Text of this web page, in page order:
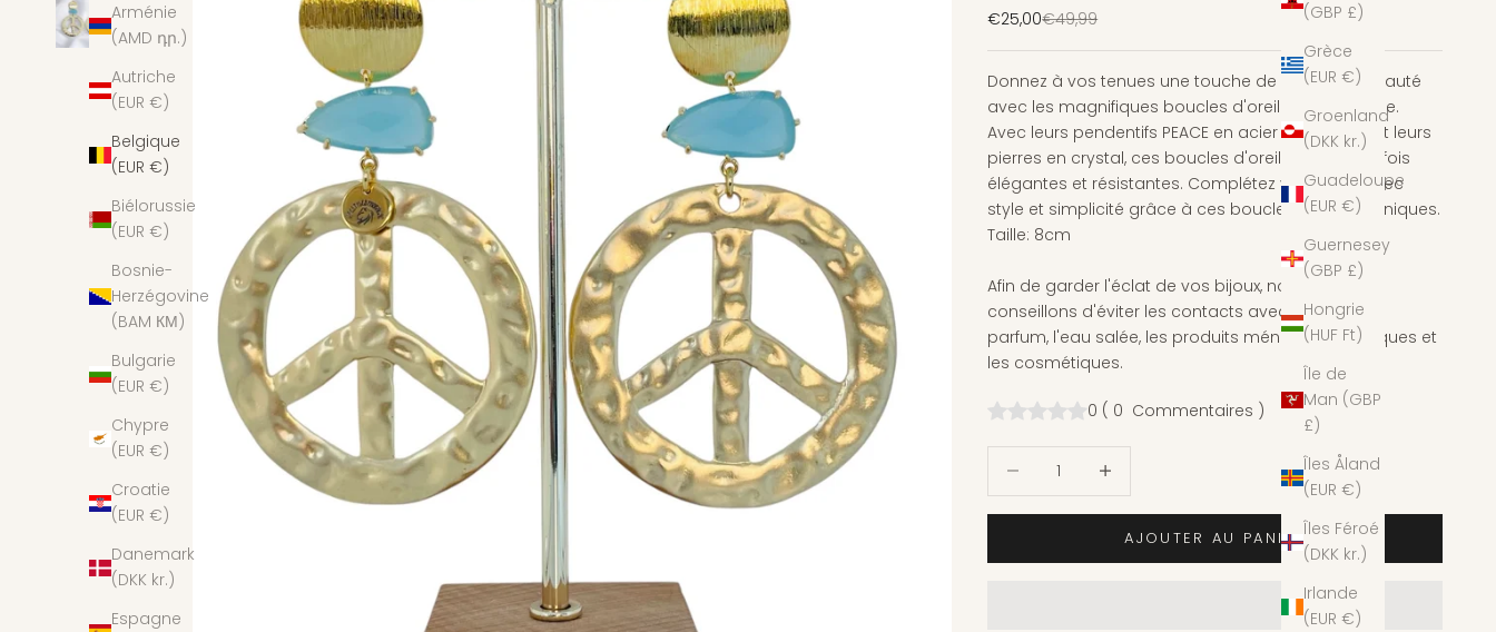
(GBP £)
Grèce
(EUR €)
Groenland
(DKK kr.)
Guadeloupe
(EUR €)
Guernesey
(GBP £)
Hongrie
(HUF Ft)
Île de
Man (GBP
£)
Îles Åland
(EUR €)
Îles Féroé
(DKK kr.)
Irlande
(EUR €)
Arménie
(AMD դր.)
Autriche
(EUR €)
Belgique
(EUR €)
Biélorussie
(EUR €)
Bosnie-
Herzégovine
(BAM КМ)
Bulgarie
(EUR €)
Chypre
(EUR €)
Croatie
(EUR €)
Danemark
(DKK kr.)
Espagne
Prix de vente
€25,00Prix normal
€49,99
Donnez à vos tenues une touche de paix et de beauté
avec les magnifiques boucles d'oreilles Salora Blue.
Avec leurs pendentifs PEACE en acier inoxydable et leurs
pierres en crystal, ces boucles d'oreilles sont à la fois
élégantes et résistantes. Complétez votre look avec
style et simplicité grâce à ces boucles d'oreilles uniques.
Taille: 8cm
Afin de garder l'éclat de vos bijoux, nous vous
conseillons d'éviter les contacts avec le chlore, le
parfum, l'eau salée, les produits ménagers, chimiques et
les cosmétiques.
0 ( 0 Commentaires )
AJOUTER AU PANIER